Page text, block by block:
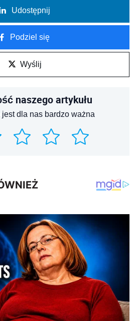
Udostępnij
Podziel się
Wyślij
naszego artykułu
dla nas bardzo ważna